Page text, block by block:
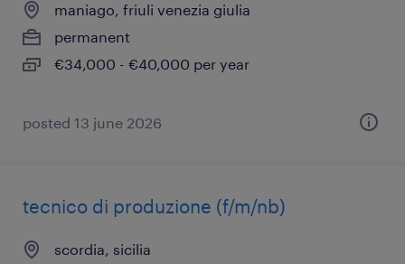
maniago, friuli venezia giulia
permanent
€34,000 - €40,000 per year
posted 13 june 2026
tecnico di produzione (f/m/nb)
scordia, sicilia